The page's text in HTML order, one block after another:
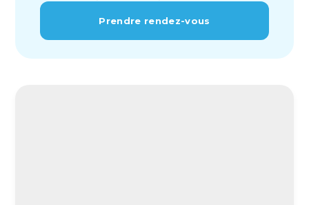
Prendre rendez-vous